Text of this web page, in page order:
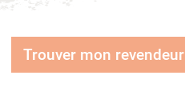
Trouver mon revendeur